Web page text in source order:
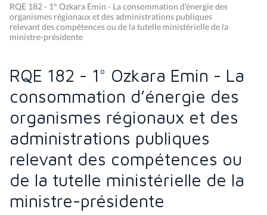
RQE 182 - 1° Ozkara Emin - La consommation d’énergie des
organismes régionaux et des administrations publiques
relevant des compétences ou de la tutelle ministérielle de la
ministre-présidente
RQE 182 - 1° Ozkara Emin - La
consommation d’énergie des
organismes régionaux et des
administrations publiques
relevant des compétences ou
de la tutelle ministérielle de la
ministre-présidente